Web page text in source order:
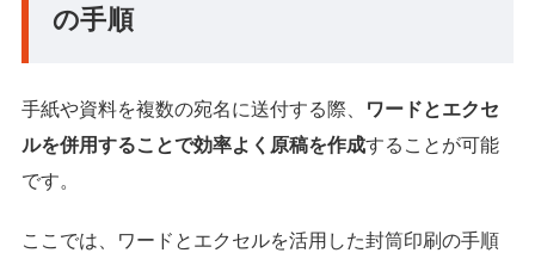
の手順
手紙や資料を複数の宛名に送付する際、
ワードとエクセ
ルを併用することで効率よく原稿を作成することが可能
です。
ここでは、ワードとエクセルを活用した封筒印刷の手順